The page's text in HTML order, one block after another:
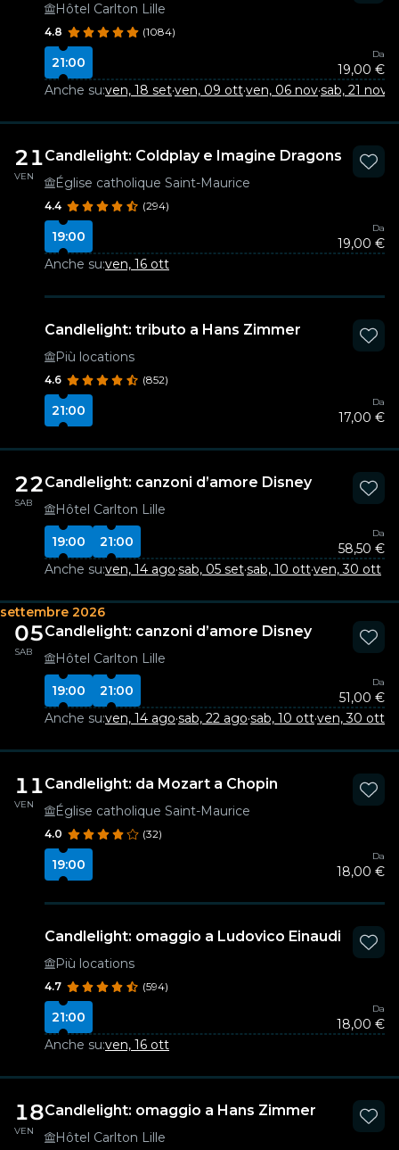
Hôtel Carlton Lille
4.8 (1084)
21:00
Da
19,00 €
Anche su:ven, 18 set·ven, 09 ott·ven, 06 nov·sab, 21 nov
21
VEN
Candlelight: Coldplay e Imagine Dragons
Église catholique Saint-Maurice
4.4 (294)
19:00
Da
19,00 €
Anche su:ven, 16 ott
Candlelight: tributo a Hans Zimmer
Più locations
4.6 (852)
21:00
Da
17,00 €
22
SAB
Candlelight: canzoni d’amore Disney
Hôtel Carlton Lille
19:00
21:00
Da
58,50 €
Anche su:ven, 14 ago·sab, 05 set·sab, 10 ott·ven, 30 ott
settembre 2026
05
SAB
Candlelight: canzoni d’amore Disney
Hôtel Carlton Lille
19:00
21:00
Da
51,00 €
Anche su:ven, 14 ago·sab, 22 ago·sab, 10 ott·ven, 30 ott
11
VEN
Candlelight: da Mozart a Chopin
Église catholique Saint-Maurice
4.0 (32)
19:00
Da
18,00 €
Candlelight: omaggio a Ludovico Einaudi
Più locations
4.7 (594)
21:00
Da
18,00 €
Anche su:ven, 16 ott
18
VEN
Candlelight: omaggio a Hans Zimmer
Hôtel Carlton Lille